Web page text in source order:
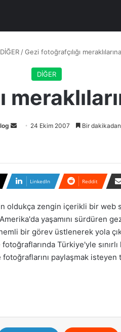
DİĞER / Gezi fotoğrafçılığı
DİĞER
Bir
göndermek
24 Ekim 2007 Bir
LinkedIn Reddit
oldukça zengin içerikli bir
yaşamını sürdüren
bir görev üstlenerek yola
Türkiye'yle
paylaşmak isteyen